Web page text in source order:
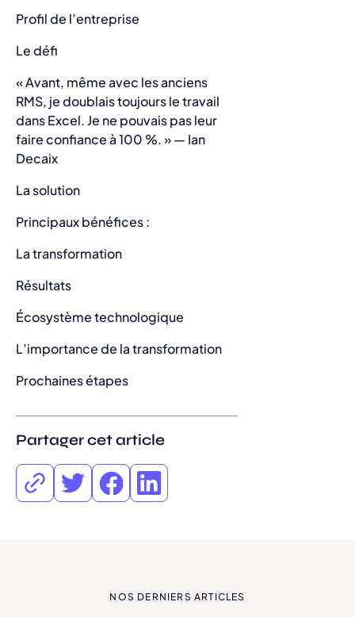
Profil de l’entreprise
Le défi
« Avant, même avec les anciens
RMS, je doublais toujours le travail
dans Excel. Je ne pouvais pas leur
faire confiance à 100 %. » — Ian
Decaix
La solution
Principaux bénéfices :
La transformation
Résultats
Écosystème technologique
L’importance de la transformation
Prochaines étapes
Partager cet article
NOS DERNIERS ARTICLES